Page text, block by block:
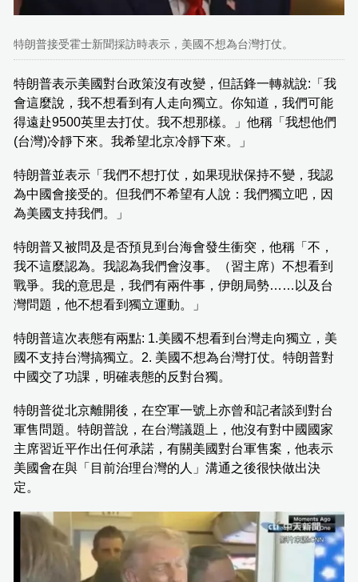
特朗普接受霍士新聞採訪時表示，美國不想為台灣打仗。
特朗普表示美國對台政策沒有改變，但話鋒一轉就說:「我
會這麼說，我不想看到有人走向獨立。你知道，我們可能
得遠赴9500英里去打仗。我不想那樣。」他稱「我想他們
(台灣)冷靜下來。我希望北京冷靜下來。」
特朗普並表示「我們不想打仗，如果現狀保持不變，我認
為中國會接受的。但我們不希望有人說：我們獨立吧，因
為美國支持我們。」
特朗普又被問及是否預見到台海會發生衝突，他稱「不，
我不這麼認為。我認為我們會沒事。（習主席）不想看到
戰爭。我的意思是，我們有兩件事，伊朗局勢……以及台
灣問題，他不想看到獨立運動。」
特朗普這次表態有兩點: 1.美國不想看到台灣走向獨立，美
國不支持台灣搞獨立。2. 美國不想為台灣打仗。特朗普對
中國交了功課，明確表態的反對台獨。
特朗普從北京離開後，在空軍一號上亦曾和記者談到對台
軍售問題。特朗普說，在台灣議題上，他沒有對中國國家
主席習近平作出任何承諾，有關美國對台軍售案，他表示
美國會在與「目前治理台灣的人」溝通之後很快做出決
定。